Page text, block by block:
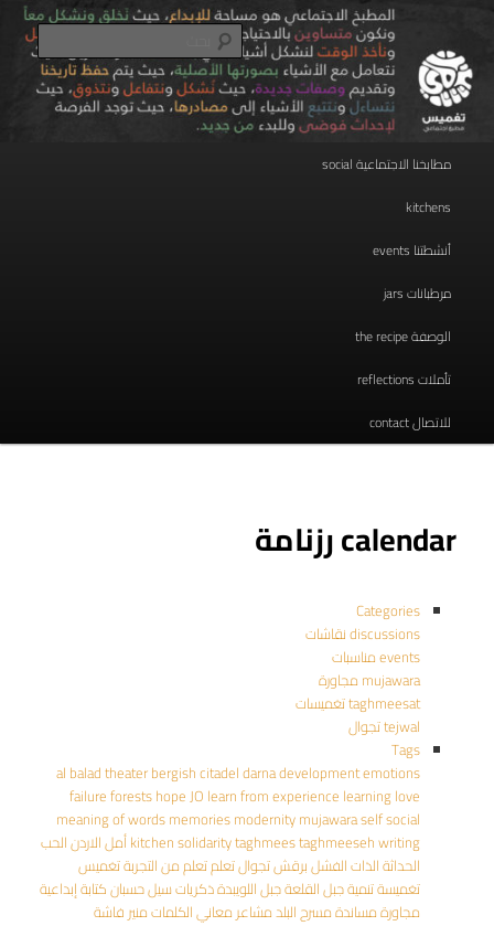
المحتوى
الأساسيtaghmees تغميس
مطبخ اجتماعي
بحث
مطابخنا الاجتماعية social
kitchens
أنشطتنا events
مرطبانات jars
الوصفة the recipe
تأملات reflections
للاتصال contact
calendar رزنامة
Categories
discussions نقاشات
events مناسبات
mujawara مجاورة
taghmeesat تغميسات
tejwal تجوال
Tags
al balad theaterbergishcitadeldarnadevelopmentemotions
failureforestshopeJO learn from experience learninglove
meaning of wordsmemoriesmodernitymujawaraselfsocial
kitchensolidaritytaghmeestaghmeesehwriting أملالاردنالحب
الحداثةالذاتالفشلبرقشتجوالتعلمتعلم من التجربةتغميس
تغميسةتنميةجبل القلعةجبل اللويبدةذكرياتسيل حسبانكتابة إبداعية
مجاورةمساندةمسرح البلدمشاعر معاني الكلماتمنير فاشة